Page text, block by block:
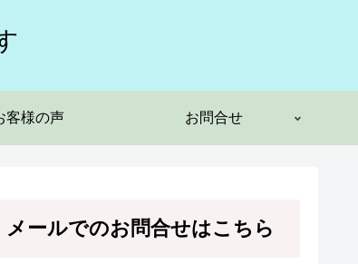
客様の声 お問合せ
メールでのお問合せはこちら